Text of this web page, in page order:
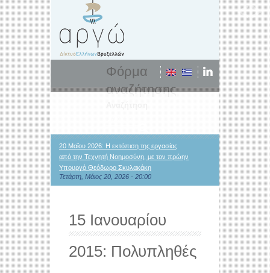
Φόρμα
αναζήτησης
20 Μαΐου 2026: Η εκτόπιση της εργασίας
από την Τεχνητή Νοημοσύνη, με τον πρώην
Υπουργό Θεόδωρο Σκυλακάκη
Τετάρτη, Μάιος 20, 2026 - 20:00
15 Ιανουαρίου
2015: Πολυπληθές